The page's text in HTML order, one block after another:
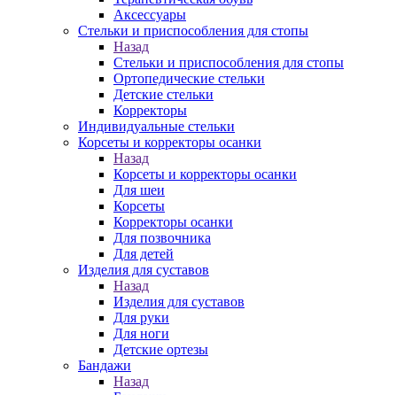
Аксессуары
Стельки и приспособления для стопы
Назад
Стельки и приспособления для стопы
Ортопедические стельки
Детские стельки
Корректоры
Индивидуальные стельки
Корсеты и корректоры осанки
Назад
Корсеты и корректоры осанки
Для шеи
Корсеты
Корректоры осанки
Для позвочника
Для детей
Изделия для суставов
Назад
Изделия для суставов
Для руки
Для ноги
Детские ортезы
Бандажи
Назад